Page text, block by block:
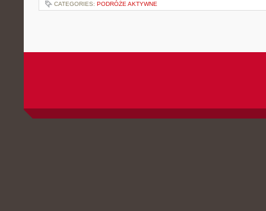
CATEGORIES: PODRÓŻE AKTYWNE